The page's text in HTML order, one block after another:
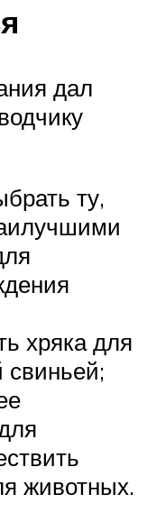
дал
ту,
хряка для
свиньей;
животных.